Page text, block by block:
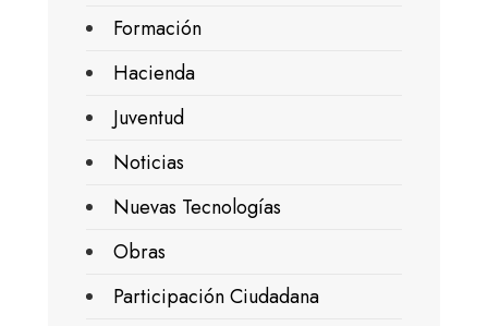
Formación
Hacienda
Juventud
Noticias
Nuevas Tecnologías
Obras
Participación Ciudadana